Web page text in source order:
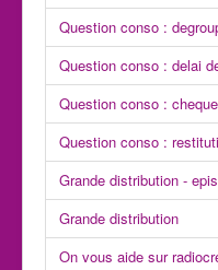
Question conso :
Question conso : delai
Question conso :
Question conso :
Grande distribution -
Grande distribution
On vous aide sur